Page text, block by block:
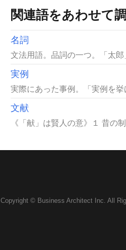
関連語をあわせて
名詞
文法用語。品詞の一つ。「太
実例
実際にあった事例。「実例を
文献
《「献」は賢人の意》１ 昔の
Copyright © Business Architect Inc. All